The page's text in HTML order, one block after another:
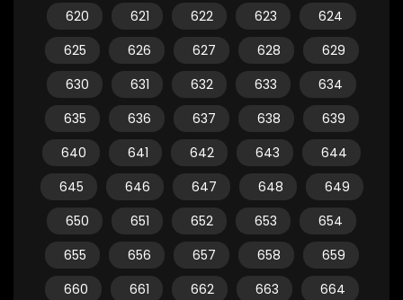
620
621 622 623
624
625
626 627 628
629
630
631 632 633
634
635
636 637 638
639
640
641 642 643
644
645
646 647 648
649
650
651 652 653
654
655
656 657 658
659
660
661 662 663
664